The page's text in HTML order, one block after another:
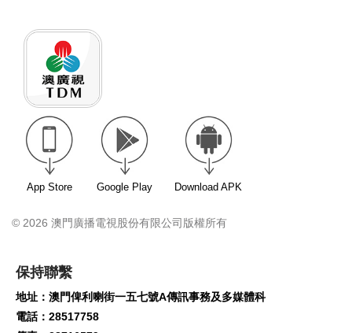
App Store Google Play Download APK
© 2026 澳門廣播電視股份有限公司版權所有
保持聯繫
地址：澳門俾利喇街一五七號A傳訊事務及多媒體科
電話：28517758